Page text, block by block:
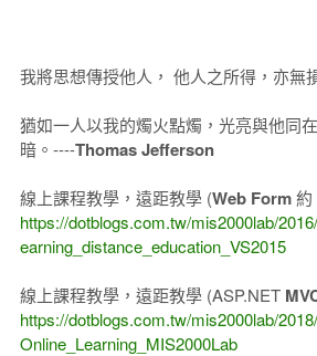
我將思想傳授他人， 他人之所得，亦無
猶如一人以我的燭火點燭，光亮與他同
暗。----Thomas Jefferson
線上課程教學，遠距教學 (Web Form約
https://dotblogs.com.tw/mis2000lab/
earning_distance_education_VS2015
線上課程教學，遠距教學 (ASP.NET
https://dotblogs.com.tw/mis2000lab/
Online_Learning_MIS2000Lab